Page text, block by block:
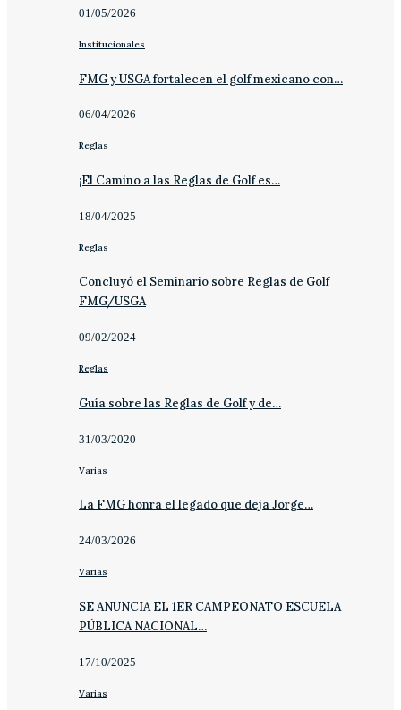
01/05/2026
Institucionales
FMG y USGA fortalecen el golf mexicano con…
06/04/2026
Reglas
¡El Camino a las Reglas de Golf es…
18/04/2025
Reglas
Concluyó el Seminario sobre Reglas de Golf
FMG/USGA
09/02/2024
Reglas
Guía sobre las Reglas de Golf y de…
31/03/2020
Varias
La FMG honra el legado que deja Jorge…
24/03/2026
Varias
SE ANUNCIA EL 1ER CAMPEONATO ESCUELA
PÚBLICA NACIONAL…
17/10/2025
Varias